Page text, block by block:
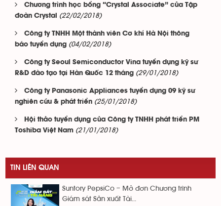
Chương trình học bổng “Crystal Associate” của Tập
đoàn Crystal
(22/02/2018)
Công ty TNHH Một thành viên Cơ khí Hà Nội thông
báo tuyển dụng (04/02/2018)
Công ty Seoul Semiconductor Vina tuyển dụng kỹ sư
R&D đào tạo tại Hàn Quốc 12 tháng (29/01/2018)
Công ty Panasonic Appliances tuyển dụng 09 kỹ sư
nghiên cứu & phát triển (25/01/2018)
Hội thảo tuyển dụng của Công ty TNHH phát triển PM
Toshiba Việt Nam (21/01/2018)
TIN LIÊN QUAN
Suntory PepsiCo – Mở đơn Chương trình
Giám sát Sản xuất Tài...